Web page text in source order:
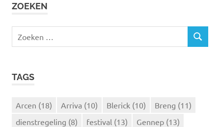
ZOEKEN
e
Z
TAGS
Arcen (18) Arriva (10) Blerick (10) Breng (11)
dienstregeling (8) festival (13) Gennep (13)